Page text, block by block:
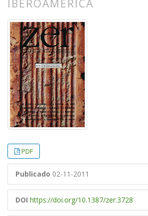
IBEROAMÉRICA
PDF
Publicado 02-11-2011
DOI https://doi.org/10.1387/zer.3728